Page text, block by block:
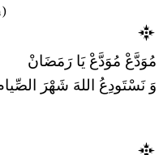
مُوَدَّعْ مُوَدَّعْ يَا رَمَضَانْ
وَ نَسْتَودِعُ اللهَ شَهْرَ